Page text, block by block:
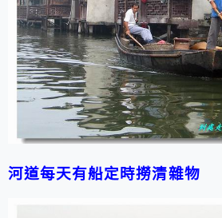
河道每天有船定時撈清雜物